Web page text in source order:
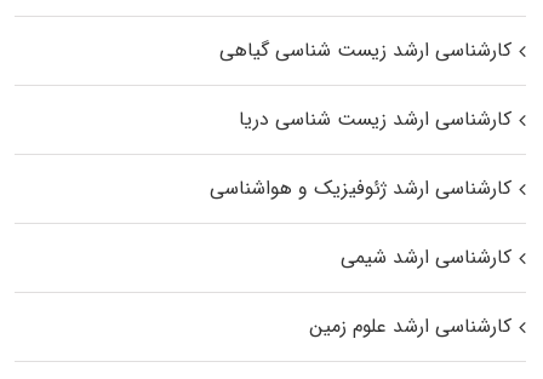
کارشناسی ارشد زیست‌ شناسی گیاهی
کارشناسی ارشد زیست‌ شناسی دریا
کارشناسی ارشد ژئوفیزیک و هواشناسی
کارشناسی ارشد شیمی
کارشناسی ارشد علوم زمین